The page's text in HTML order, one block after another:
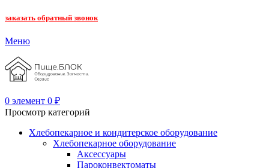
заказать обратный звонок
Меню
0 элемент 0 ₽
Просмотр категорий
Хлебопекарное и кондитерское оборудование
Хлебопекарное оборудование
Аксессуары
Пароконвектоматы